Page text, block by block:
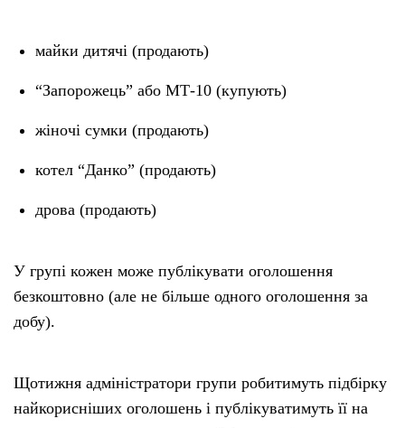
майки дитячі (продають)
“Запорожець” або МТ-10 (купують)
жіночі сумки (продають)
котел “Данко” (продають)
дрова (продають)
У групі кожен може публікувати оголошення
безкоштовно (але не більше одного оголошення за
добу).
Щотижня адміністратори групи робитимуть підбірку
найкорисніших оголошень і публікуватимуть її на